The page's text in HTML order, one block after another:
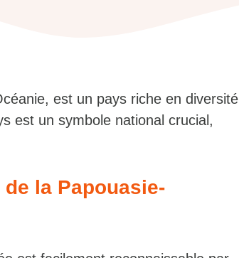
est un pays riche en diversité
est un symbole national crucial,
la Papouasie-